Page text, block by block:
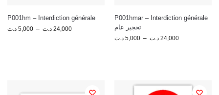
P001hm – Interdiction générale
5,000 د.ت – 24,000 د.ت
P001hmar – Interdiction générale
تحجير عام
5,000 د.ت – 24,000 د.ت